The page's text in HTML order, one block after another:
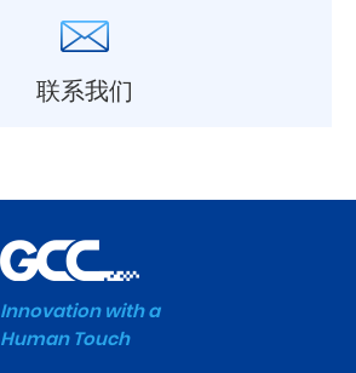
联系我们
Innovation with a
Human Touch